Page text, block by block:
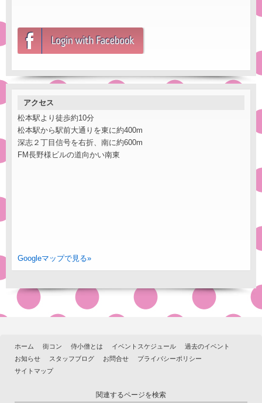
アクセス
松本駅より徒歩約10分
松本駅から駅前大通りを東に約400m
深志２丁目信号を右折、南に約600m
FM長野様ビルの道向かい南東
Googleマップで見る»
ホーム 街コン 侍小僧とは イベントスケジュール
過去のイベント
お知らせ
スタッフブログ お問合せ
プライバシーポリシー
サイトマップ
関連するページを検索